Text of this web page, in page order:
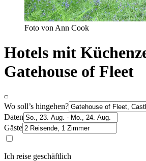
Foto von Ann Cook
Hotels mit
Gatehouse of Fleet
Wo soll’s hingehen?
Daten
Gäste
Ich reise geschäftlich